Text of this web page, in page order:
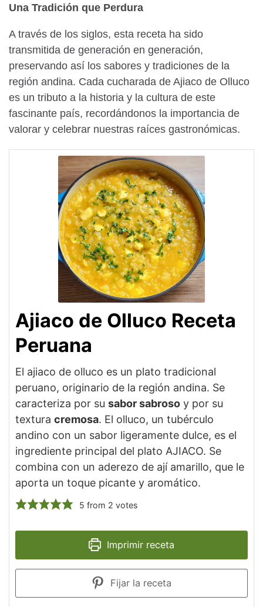
Una Tradición que Perdura
A través de los siglos, esta receta ha sido
transmitida de generación en generación,
preservando así los sabores y tradiciones de la
región andina. Cada cucharada de Ajiaco de Olluco
es un tributo a la historia y la cultura de este
fascinante país, recordándonos la importancia de
valorar y celebrar nuestras raíces gastronómicas.
Ajiaco de Olluco Receta
Peruana
El ajiaco de olluco es un plato tradicional
peruano, originario de la región andina. Se
caracteriza por su sabor sabroso y por su
textura cremosa. El olluco, un tubérculo
andino con un sabor ligeramente dulce, es el
ingrediente principal del plato AJIACO. Se
combina con un aderezo de ají amarillo, que le
aporta un toque picante y aromático.
5 from 2 votes
Imprimir receta
Fijar la receta